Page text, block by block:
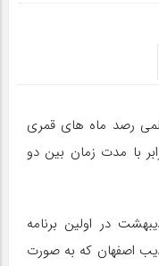
رصد ماه های قمری
با مدت زمان بین دو
در اولین برنامه
اصفهان که به صورت